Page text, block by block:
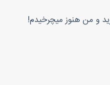
و من هنوز میچرخیدم!